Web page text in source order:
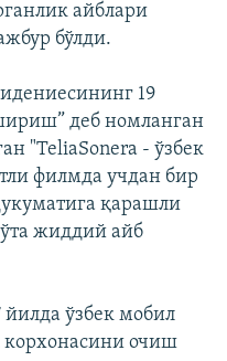
айблари
бўлди.
19
деб номланган
"TeliaSonera - ўзбек
филмда учдан бир
қарашли
жиддий айб
ўзбек мобил
корхонасини очиш